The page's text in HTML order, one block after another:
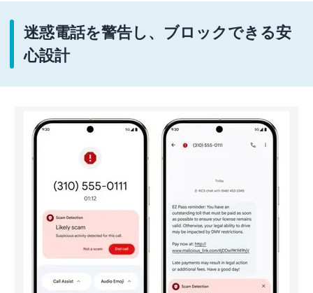
迷惑電話を警告し、ブロックできる安
心設計